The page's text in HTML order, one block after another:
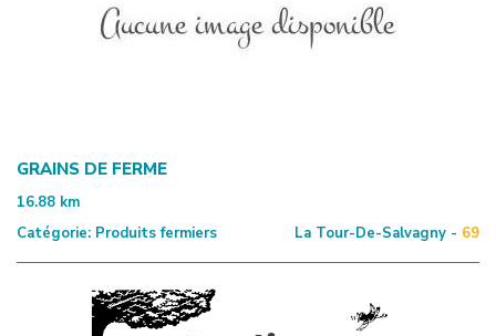
GRAINS DE FERME
16.88 km
Catégorie: Produits fermiers La Tour-De-Salvagny - 69